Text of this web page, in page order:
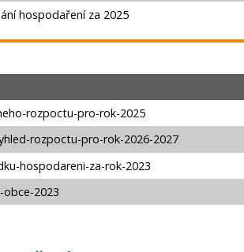
hospodaření za 2025
rozpoctu-pro-rok-2025
rozpoctu-pro-rok-2026-2027
hospodareni-za-rok-2023
obce-2023